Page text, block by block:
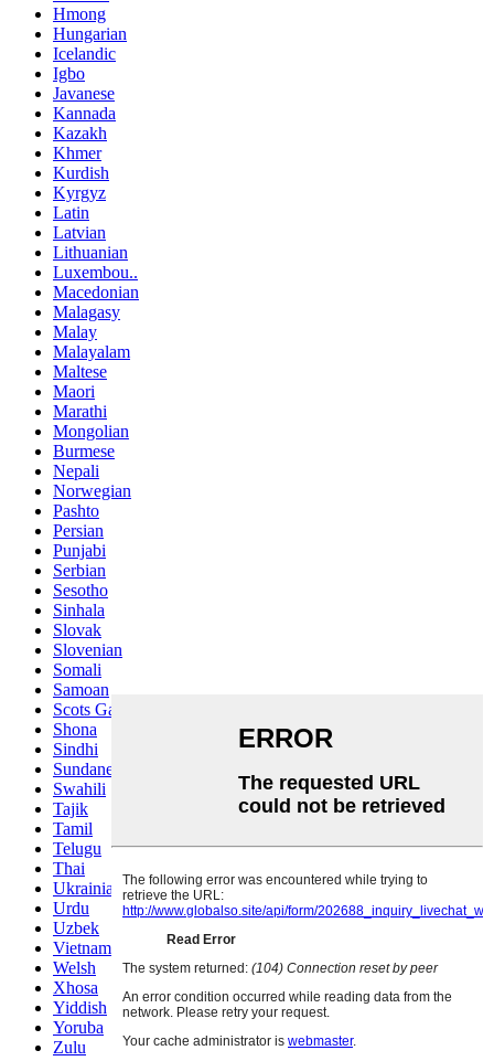
Hmong
Hungarian
Icelandic
Igbo
Javanese
Kannada
Kazakh
Khmer
Kurdish
Kyrgyz
Latin
Latvian
Lithuanian
Luxembou..
Macedonian
Malagasy
Malay
Malayalam
Maltese
Maori
Marathi
Mongolian
Burmese
Nepali
Norwegian
Pashto
Persian
Punjabi
Serbian
Sesotho
Sinhala
Slovak
Slovenian
Somali
Samoan
Scots Gaelic
Shona
Sindhi
Sundanese
Swahili
Tajik
Tamil
Telugu
Thai
Ukrainian
Urdu
Uzbek
Vietnamese
Welsh
Xhosa
Yiddish
Yoruba
Zulu